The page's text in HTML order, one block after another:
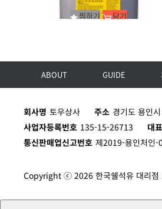
Rimula R4 L 10W-40(CK-4)_1*20L
P20L
찜하기 담기
ABOUT GUIDE
회사명 토우상사 주소 경기도 용인
사업자등록번호 135-15-26713 대
통신판매업신고번호 제2019-용인처인-
Copyright ⓒ 2026 한국쉘석유 대리